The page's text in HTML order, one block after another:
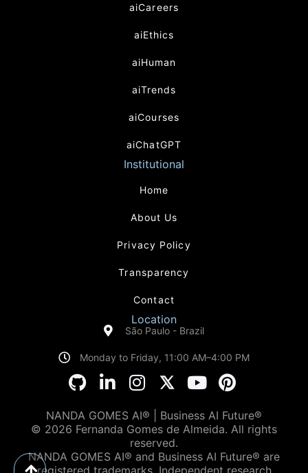
aiCareers
aiEthics
aiHuman
aiTrends
aiCourses
aiChatGPT
Institutional
Home
About Us
Privacy Policy
Transparency
Contact
Location
São Paulo - Brazil
Monday to Friday, 11:00 AM–4:00 PM
NANDA GOMES AI® | Business AI Future®
© 2026 Fernanda Gomes de Almeida. All rights
reserved.
NANDA GOMES AI® and Business AI Future® are
registered trademarks. Independent research